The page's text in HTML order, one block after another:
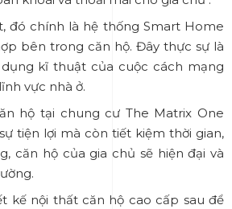
đó chính là hệ thống Smart Home
bên trong căn hộ. Đây thực sự là
kĩ thuật của cuộc cách mạng
vực nhà ở.
hộ tại chung cư The Matrix One
tiện lợi mà còn tiết kiệm thời gian,
căn hộ của gia chủ sẽ hiện đại và
kế nội thất căn hộ cao cấp sau để